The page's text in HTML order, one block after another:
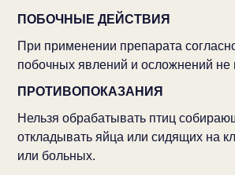
ПОБОЧНЫЕ ДЕЙСТВИЯ
При применении препарата
побочных явлений и осложнений не
ПРОТИВОПОКАЗАНИЯ
Нельзя обрабатывать птиц
откладывать яйца или сидящих на
или больных.